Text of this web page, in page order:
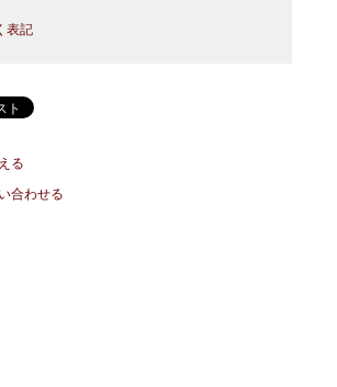
表記
る
合わせる